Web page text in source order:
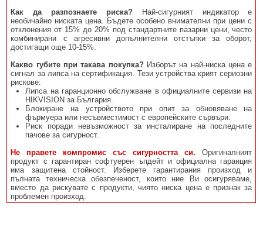
Как да разпознаете риска?Най-сигурният индикатор е
необичайно ниската цена. Бъдете особено внимателни при цени с
отклонения от 15% до 20% под стандартните пазарни цени, често
комбинирани с агресивни допълнителни отстъпки за оборот,
достигащи още 10-15%.
Какво губите при такава покупка?Изборът на най-ниска цена е
сигнал за липса на сертификация. Тези устройства крият сериозни
рискове:
Липса на гаранционно обслужване в официалните сервизи на
HIKVISION за България.
Блокиране на устройството при опит за обновяване на
фърмуера или несъвместимост с европейските сървъри.
Риск поради невъзможност за инсталиране на последните
пачове за сигурност.
Не правете компромис със сигурността си. Оригиналният
продукт с гарантиран софтуерен ъпдейт и официална гаранция
има защитена стойност. Изберете гарантирания произход и
пълната техническа обезпеченост, които ние Ви осигуряваме,
вместо да рискувате с продукти, чиято ниска цена е признак за
проблемен произход.